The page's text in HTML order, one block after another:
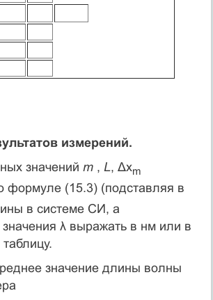
измерений.
значений m, L, Δхm
формуле (15.3) (подставляя в
в системе СИ, а
λ выражать в нм или в
значение длины волны